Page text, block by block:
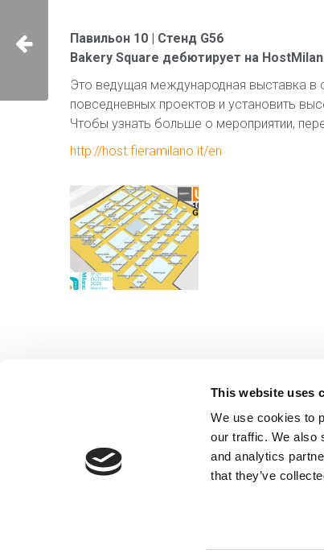
This website uses
We use cookies to
our traffic. We also
and analytics
that they’ve
Павильон 10 | Стенд G56
Bakery Square дебютирует на
Это ведущая международная выставка в
повседневных проектов и установить
Чтобы узнать больше о мероприятии,
http://host.fieramilano.it/en
Bassanina / Forma Srl
40-летняя история компании Bassanina
сделала ее одной из самых значимых
прочности, долговечности, а